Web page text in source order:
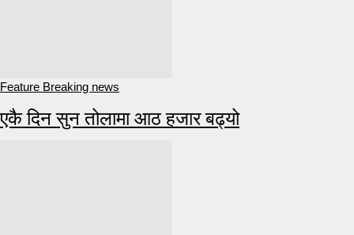
Feature Breaking news
एकै दिन सुन तोलामा आठ हजार बढ्यो